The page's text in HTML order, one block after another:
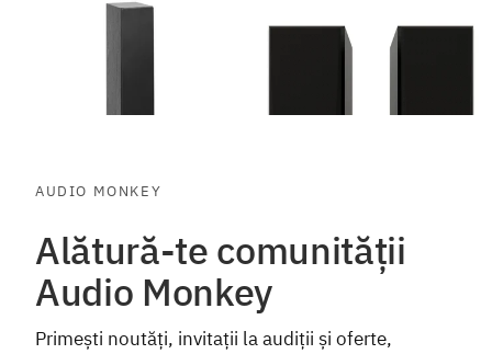
Vezi opțiuni
AUDIO MONKEY
Alătură-te comunității
Audio Monkey
Primești noutăți, invitații la audiții și oferte,